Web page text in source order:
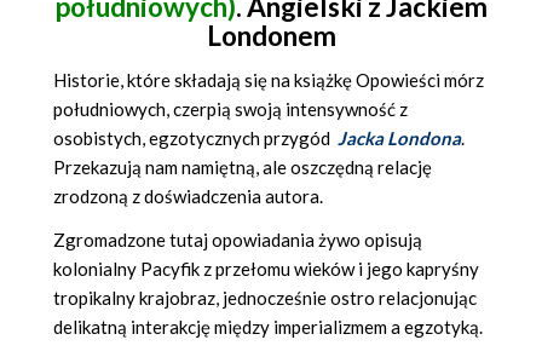
południowych). Angielski z Jackiem
Londonem
Historie, które składają się na książkę Opowieści mórz
południowych, czerpią swoją intensywność z
osobistych, egzotycznych przygód Jacka Londona.
Przekazują nam namiętną, ale oszczędną relację
zrodzoną z doświadczenia autora.
Zgromadzone tutaj opowiadania żywo opisują
kolonialny Pacyfik z przełomu wieków i jego kapryśny
tropikalny krajobraz, jednocześnie ostro relacjonując
delikatną interakcję między imperializmem a egzotyką.